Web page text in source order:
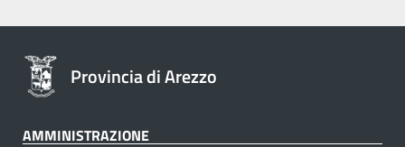
Provincia di Arezzo
AMMINISTRAZIONE